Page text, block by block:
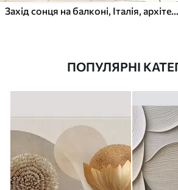
Захід сонця на балконі, Італія, архітектура, квітучі квіти, акварельний стиль
ПОПУЛЯРНІ